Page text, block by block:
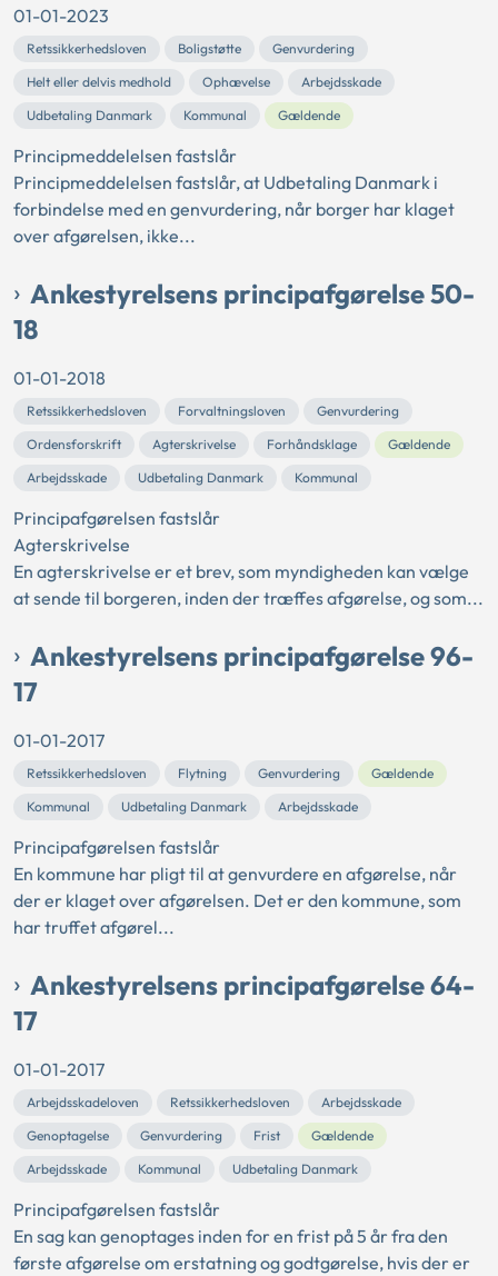
01-01-2023
Retssikkerhedsloven Boligstøtte
Genvurdering
Helt eller delvis medhold
Ophævelse
Arbejdsskade
Udbetaling Danmark
Kommunal Gældende
Principmeddelelsen fastslår
Principmeddelelsen fastslår, at Udbetaling Danmark i
forbindelse med en genvurdering, når borger har klaget
over afgørelsen, ikke...
Ankestyrelsens principafgørelse 50-
18
01-01-2018
Retssikkerhedsloven Forvaltningsloven
Genvurdering
Ordensforskrift
Agterskrivelse Forhåndsklage
Gældende
Arbejdsskade
Udbetaling Danmark Kommunal
Principafgørelsen fastslår
Agterskrivelse
En agterskrivelse er et brev, som myndigheden kan vælge
at sende til borgeren, inden der træffes afgørelse, og som...
Ankestyrelsens principafgørelse 96-
17
01-01-2017
Retssikkerhedsloven Flytning Genvurdering
Gældende
Kommunal
Udbetaling Danmark Arbejdsskade
Principafgørelsen fastslår
En kommune har pligt til at genvurdere en afgørelse, når
der er klaget over afgørelsen. Det er den kommune, som
har truffet afgørel...
Ankestyrelsens principafgørelse 64-
17
01-01-2017
Arbejdsskadeloven Retssikkerhedsloven
Arbejdsskade
Genoptagelse
Genvurdering Frist
Gældende
Arbejdsskade
Kommunal Udbetaling Danmark
Principafgørelsen fastslår
En sag kan genoptages inden for en frist på 5 år fra den
første afgørelse om erstatning og godtgørelse, hvis der er